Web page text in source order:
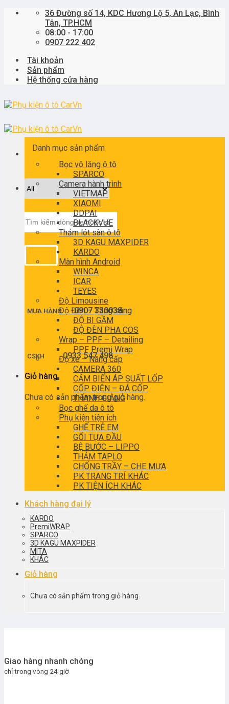
Skip
36 Đường số 14, KDC Hương Lộ 5, An Lạc, Bình
Tân, TP.HCM
08:00 - 17:00
0907 222 402
Tài khoản
Sản phẩm
Hệ thống cửa hàng
kiếm:
MUA HÀNG0907 330038
CSKH0933 547 498
Giỏ hàng
Chưa có sản phẩm trong giỏ hàng.
Danh mục sản phẩm
Bọc vô lăng ô tô
SPARCO
Camera hành trình
VIETMAP
XIAOMI
DDPAI
BLACKVUE
Thảm lót sàn ô tô
3D KAGU MAXPIDER
KARDO
Màn hình Android
WINCA
ICAR
TEYES
Độ Limousine
Độ Đèn – Tăng sáng
ĐỘ BI GẦM
ĐỘ ĐÈN PHA COS
Wrap – PPF – Detailing
PPF Premi Wrap
Độ xe – Nâng cấp
CAMERA 360
CẢM BIẾN ÁP SUẤT LỐP
CỐP ĐIỆN – ĐÁ CỐP
THANH GIẰNG
Bọc ghế da ô tô
Phụ kiện tiện ích
GHẾ TRẺ EM
GỐI TỰA ĐẦU
BỆ BƯỚC – LIPPO
THẢM TAPLO
CHỐNG TRẦY – CHE MƯA
PK TRANG TRÍ KHÁC
PK TIỆN ÍCH KHÁC
Khách hàng đại lý
KARDO
PremiWRAP
SPARCO
3D KAGU MAXPIDER
MITA
KHÁC
Giỏ hàng
Chưa có sản phẩm trong giỏ hàng.
Giao hàng nhanh chóng
chỉ trong vòng 24 giờ